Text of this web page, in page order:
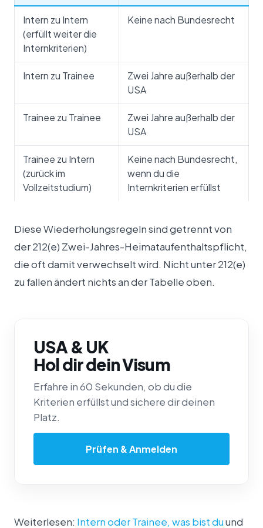
Intern zu Intern
(erfüllt weiter die
Internkriterien)
Keine nach Bundesrecht
Intern zu Trainee
Zwei Jahre außerhalb der
USA
Trainee zu Trainee
Zwei Jahre außerhalb der
USA
Trainee zu Intern
(zurück im
Vollzeitstudium)
Keine nach Bundesrecht,
wenn du die
Internkriterien erfüllst
Diese Wiederholungsregeln sind getrennt von
der 212(e) Zwei-Jahres-Heimataufenthaltspflicht,
die oft damit verwechselt wird. Nicht unter 212(e)
zu fallen ändert nichts an der Tabelle oben.
USA & UK
Hol dir dein Visum
Erfahre in 60 Sekunden, ob du die
Kriterien erfüllst und sichere dir deinen
Platz.
Prüfen & Anmelden
Weiterlesen: Intern oder Trainee, was bist duund